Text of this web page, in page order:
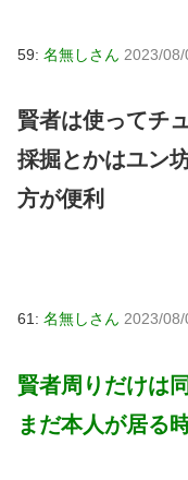
59: 名無しさん 2023/
賢者は使ってチ
採掘とかはユン
方が便利
61: 名無しさん 2023/
賢者周りだけは
まだ本人が居る